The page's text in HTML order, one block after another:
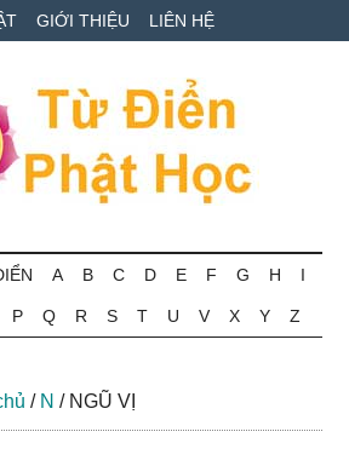
GIỚI THIỆU LIÊN HỆ
A B C D E F G H I
P Q R S T U V X Y Z
/ N /NGŨ VỊ